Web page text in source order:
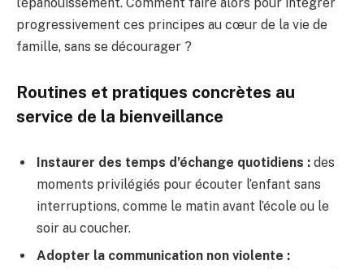
progressivement ces principes au cœur de la vie de
famille, sans se décourager ?
Routines et pratiques concrètes au
service de la bienveillance
Instaurer des temps d’échange quotidiens : des
moments privilégiés pour écouter l’enfant sans
interruptions, comme le matin avant l’école ou le
soir au coucher.
Adopter la communication non violente :